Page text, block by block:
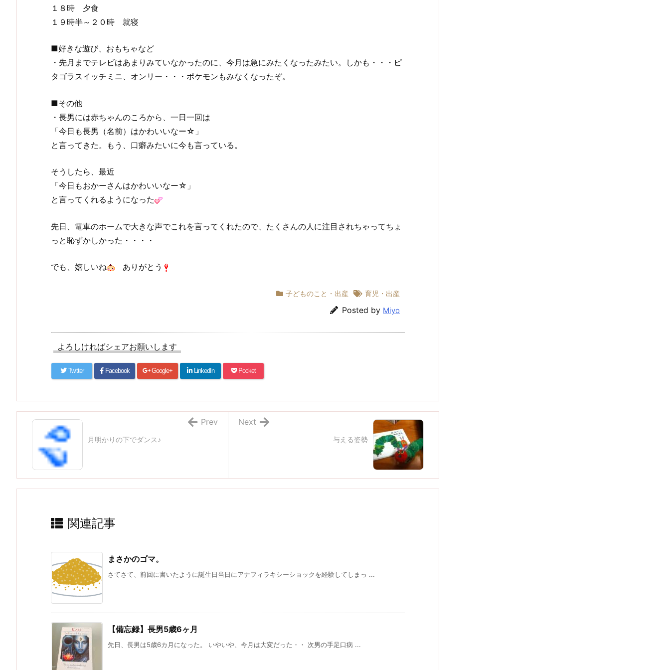
１８時 夕食
１９時半～２０時 就寝
■好きな遊び、おもちゃなど
・先月までテレビはあまりみていなかったのに、今月は急にみたくなったみたい。しかも・・・ピ
タゴラスイッチミニ、オンリー・・・ポケモンもみなくなったぞ。
■その他
・長男には赤ちゃんのころから、一日一回は
「今日も長男（名前）はかわいいなー☆」
と言ってきた。もう、口癖みたいに今も言っている。
そうしたら、最近
「今日もおかーさんはかわいいなー☆」
と言ってくれるようになった
先日、電車のホームで大きな声でこれを言ってくれたので、たくさんの人に注目されちゃってちょ
っと恥ずかしかった・・・・
でも、嬉しいね ありがとう
子どものこと・出産 育児・出産
Posted by Miyo
よろしければシェアお願いします
Twitter Facebook Google+ LinkedIn Pocket
与える姿勢
Next
月明かりの下でダンス♪
Prev
関連記事
まさかのゴマ。
さてさて、前回に書いたように誕生日当日にアナフィラキシーショックを経験してしまっ ...
【備忘録】長男5歳6ヶ月
先日、長男は5歳6カ月になった。 いやいや、今月は大変だった・・ 次男の手足口病 ...